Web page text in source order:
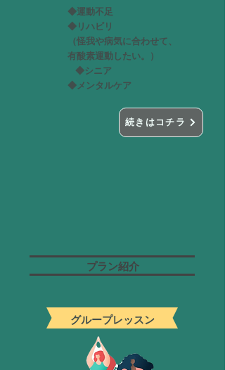
◆運動不足
◆リハビリ
​（怪我や病気に合わせて、
有酸素運動したい。）
◆シニア
◆メンタルケア
続きはコチラ
プラン紹介
グループレッスン